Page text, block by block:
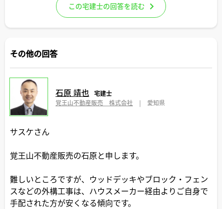
この宅建士の回答を読む
その他の回答
石原 靖也
宅建士
覚王山不動産販売 株式会社
| 愛知県
サスケさん
覚王山不動産販売の石原と申します。
難しいところですが、ウッドデッキやブロック・フェン
スなどの外構工事は、ハウスメーカー経由よりご自身で
手配された方が安くなる傾向です。